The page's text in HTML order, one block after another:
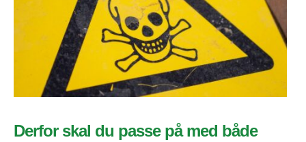
Derfor skal du passe på med både